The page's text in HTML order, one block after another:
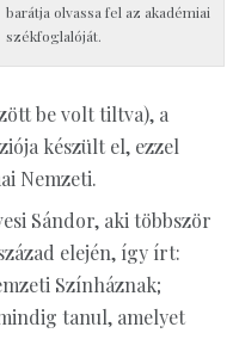
barátja olvassa fel az akadémiai
székfoglalóját.
be volt tiltva), a
készült el, ezzel
Nemzeti.
Sándor, aki többször
elején, így írt:
Színháznak;
tanul, amelyet